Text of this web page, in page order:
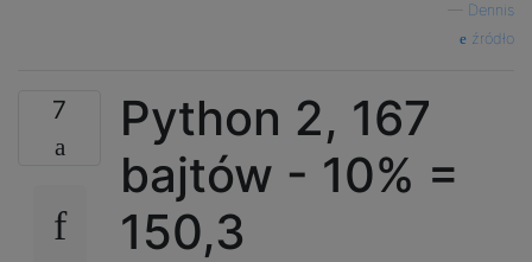
Dennis
źródło
7
Python 2, 167
bajtów - 10% =
150,3